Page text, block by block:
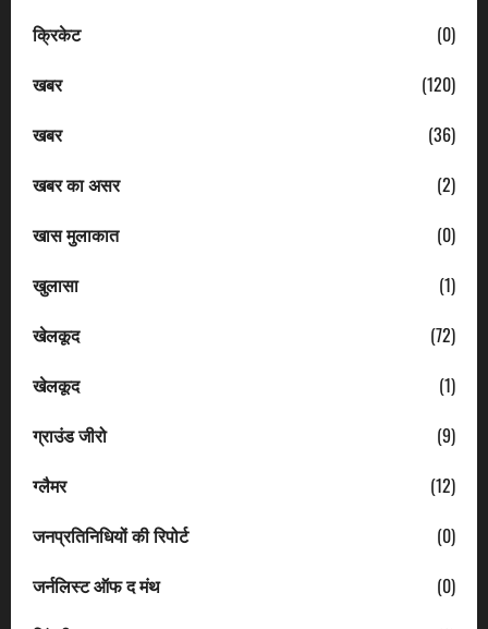
क्रिकेट
(0)
खबर
(120)
खबर
(36)
खबर का असर
(2)
खास मुलाकात
(0)
खुलासा
(1)
खेलकूद
(72)
खेलकूद
(1)
ग्राउंड जीरो
(9)
ग्लैमर
(12)
जनप्रतिनिधियों की रिपोर्ट
(0)
जर्नलिस्ट ऑफ द मंथ
(0)